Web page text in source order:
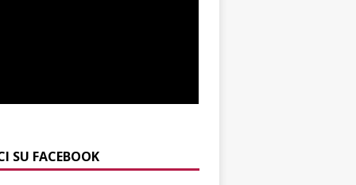
SU FACEBOOK